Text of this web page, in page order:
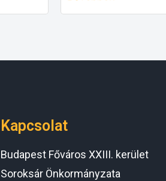
Kapcsolat
Budapest Főváros XXIII. kerület
Soroksár Önkormányzata